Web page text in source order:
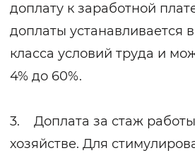
доплату к заработной
доплаты устанавливается
класса условий труда и
4% до 60%.
3. Доплата за стаж
хозяйстве. Для